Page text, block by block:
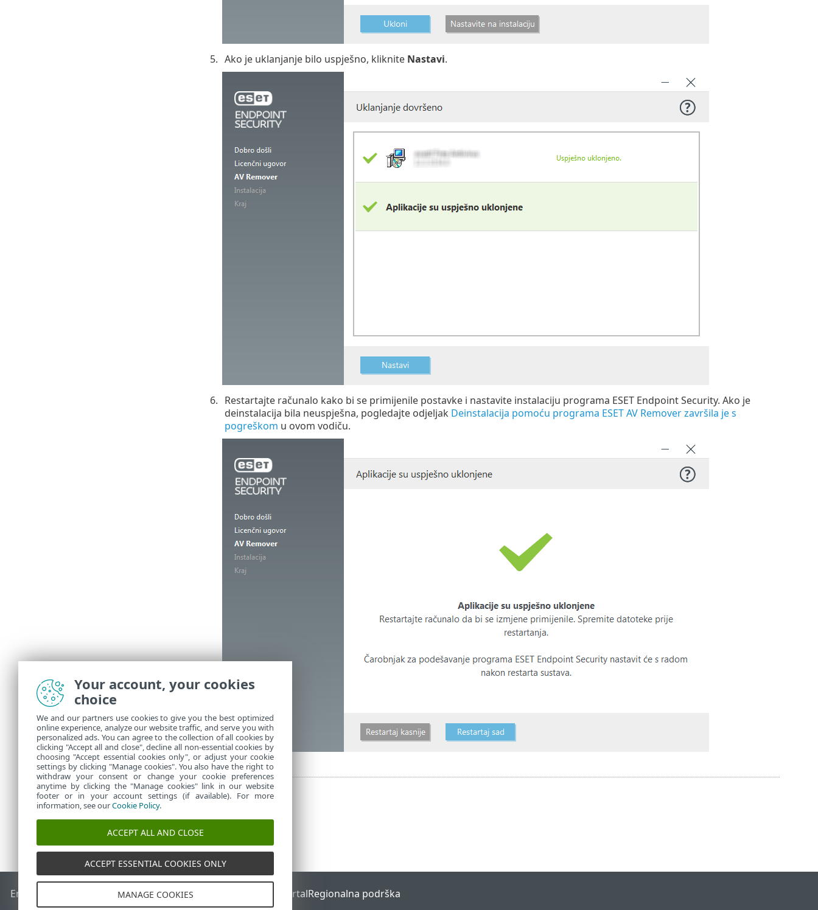
Ako je uklanjanje bilo uspješno, kliknite Nastavi.
Restartajte računalo kako bi se primijenile postavke i nastavite instalaciju programa ESET Endpoint Security. Ako je
deinstalacija bila neuspješna, pogledajte odjeljak Deinstalacija pomoću programa ESET AV Remover završila je s
pogreškom u ovom vodiču.
End of Life ESET-ova baza znanjaESET-ov forum ESET Status PortalRegionalna podrška
Your account, your cookies
choice
We and our partners use cookies to give you the best optimized
online experience, analyze our website traffic, and serve you with
personalized ads. You can agree to the collection of all cookies by
clicking "Accept all and close", decline all non-essential cookies by
choosing "Accept essential cookies only", or adjust your cookie
settings by clicking "Manage cookies". You also have the right to
withdraw your consent or change your cookie preferences
anytime by clicking the "Manage cookies" link in our website
footer or in your account settings (if available). For more
information, see ourCookie Policy.
ACCEPT ALL AND CLOSE
ACCEPT ESSENTIAL COOKIES ONLY
MANAGE COOKIES